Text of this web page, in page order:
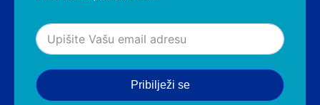
Pribilježi se